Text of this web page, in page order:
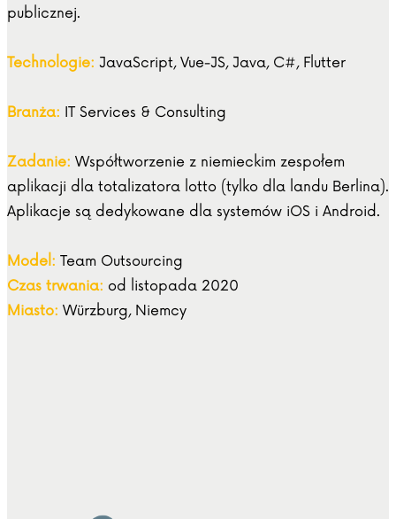
publicznej.
Technologie: JavaScript, Vue-JS, Java, C#, Flutter
Branża: IT Services & Consulting
Zadanie: Współtworzenie z niemieckim zespołem
aplikacji dla totalizatora lotto (tylko dla landu Berlina).
Aplikacje są dedykowane dla systemów iOS i Android.
Model: Team Outsourcing
Czas trwania: od listopada 2020
Miasto: Würzburg, Niemcy